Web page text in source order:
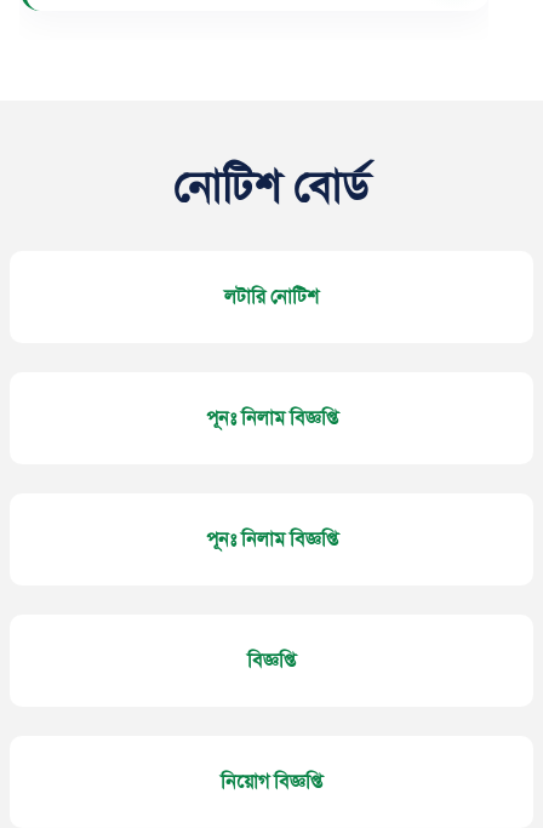
নোটিশ বোর্ড
লটারি নোটিশ
পূনঃ নিলাম বিজ্ঞপ্তি
পূনঃ নিলাম বিজ্ঞপ্তি
বিজ্ঞপ্তি
নিয়োগ বিজ্ঞপ্তি